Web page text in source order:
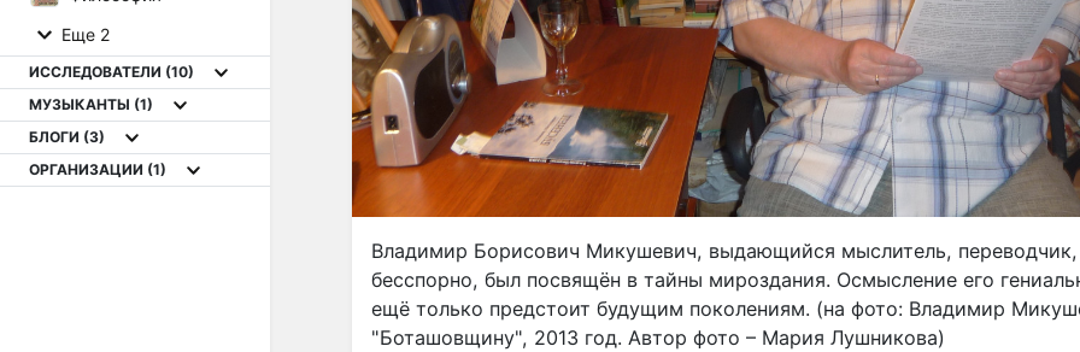
Еще 2
ИССЛЕДОВАТЕЛИ (10)
МУЗЫКАНТЫ (1)
БЛОГИ (3)
ОРГАНИЗАЦИИ (1)
Владимир Борисович Микушевич, выдающийся мыслитель, переводчик,
бесспорно, был посвящён в тайны мироздания. Осмысление его
ещё только предстоит будущим поколениям. (на фото: Владимир
"Боташовщину", 2013 год. Автор фото – Мария Лушникова)